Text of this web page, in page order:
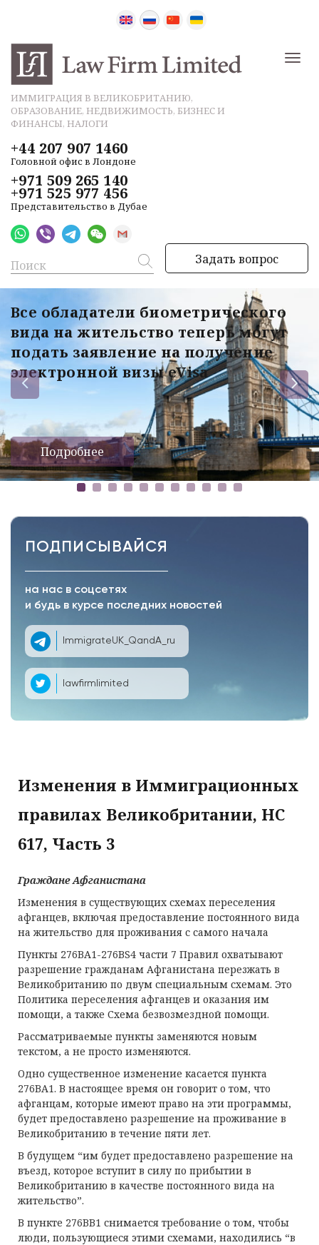
ИММИГРАЦИЯ В ВЕЛИКОБРИТАНИЮ,
ОБРАЗОВАНИЕ, НЕДВИЖИМОСТЬ, БИЗНЕС И
ФИНАНСЫ, НАЛОГИ
+44 207 907 1460
Головной офис в Лондоне
+971 509 265 140
+971 525 977 456
Представительство в Дубае
Задать вопрос
Все обладатели биометрического
вида на жительство теперь могут
подать заявление на получение
электронной визы eVisa
Подробнее
ПОДПИСЫВАЙСЯ
на нас в соцсетях
и будь в курсе последних новостей
ImmigrateUK_QandA_ru
lawfirmlimited
Изменения в Иммиграционных
правилах Великобритании, HC
617, Часть 3
Граждане Афганистана
Изменения в существующих схемах переселения
афганцев, включая предоставление постоянного вида
на жительство для проживания с самого начала
Пункты 276BA1-276BS4 части 7 Правил охватывают
разрешение гражданам Афганистана перезжать в
Великобританию по двум специальным схемам. Это
Политика переселения афганцев и оказания им
помощи, а также Схема безвозмездной помощи.
Рассматриваемые пункты заменяются новым
текстом, а не просто изменяются.
Одно существенное изменение касается пункта
276BA1. В настоящее время он говорит о том, что
афганцам, которые имеют право на эти программы,
будет предоставлено разрешение на проживание в
Великобританию в течение пяти лет.
В будущем “им будет предоставлено разрешение на
въезд, которое вступит в силу по прибытии в
Великобританию в качестве постоянного вида на
жительство”.
В пункте 276BB1 снимается требование о том, чтобы
люди, пользующиеся этими схемами, находились “в